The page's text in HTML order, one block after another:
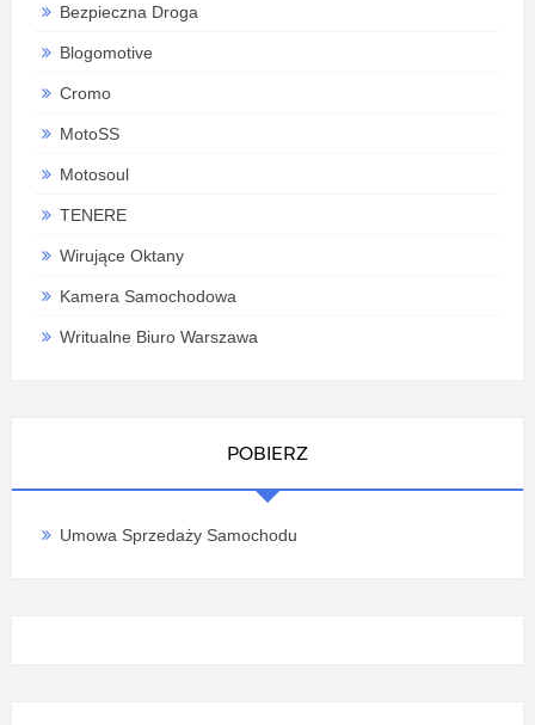
Bezpieczna Droga
Blogomotive
Cromo
MotoSS
Motosoul
TENERE
Wirujące Oktany
Kamera Samochodowa
Writualne Biuro Warszawa
POBIERZ
Umowa Sprzedaży Samochodu